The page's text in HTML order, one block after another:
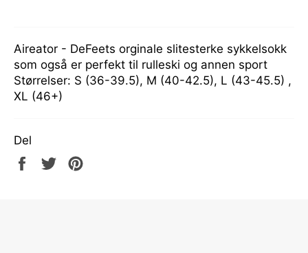
Aireator - DeFeets orginale slitesterke sykkelsokk
som også er perfekt til rulleski og annen sport
Størrelser: S (36-39.5), M (40-42.5), L (43-45.5) ,
XL (46+)
Del
Del
Tweet